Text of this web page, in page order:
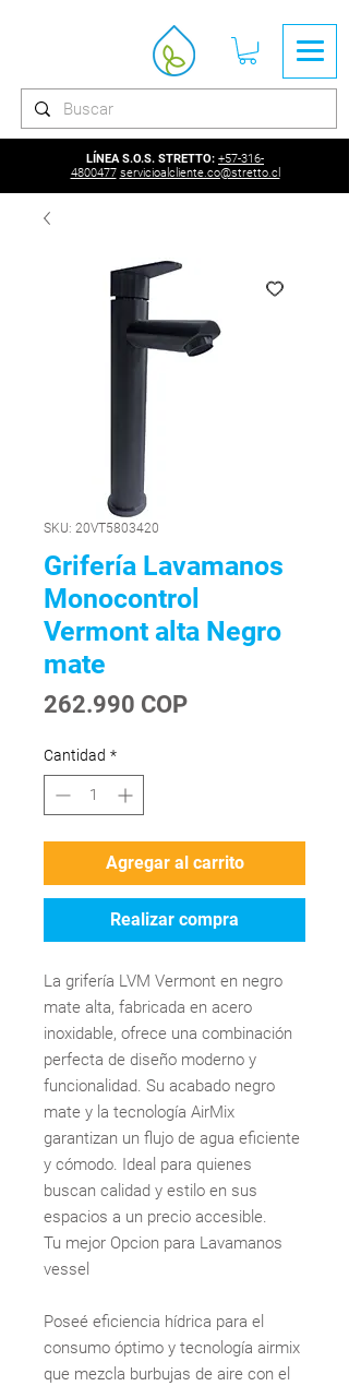
LÍNEA S.O.S. STRETTO: +57-316-
4800477 servicioalcliente.co@stretto.cl
SKU: 20VT5803420
Grifería Lavamanos
Monocontrol
Vermont alta Negro
mate
262.990 COPPrecio
Cantidad *
Agregar al carrito
Realizar compra
La grifería LVM Vermont en negro
mate alta, fabricada en acero
inoxidable, ofrece una combinación
perfecta de diseño moderno y
funcionalidad. Su acabado negro
mate y la tecnología AirMix
garantizan un flujo de agua eficiente
y cómodo. Ideal para quienes
buscan calidad y estilo en sus
espacios a un precio accesible.
Tu mejor Opcion para Lavamanos
vessel
Poseé eficiencia hídrica para el
consumo óptimo y tecnología airmix
que mezcla burbujas de aire con el